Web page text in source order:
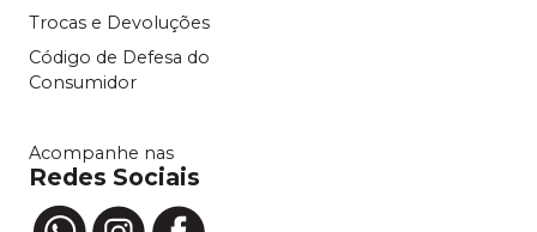
Trocas e Devoluções
Código de Defesa do
Consumidor
Acompanhe nas
Redes Sociais